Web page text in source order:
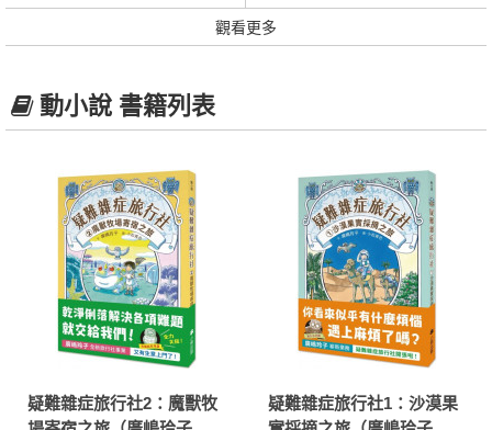
觀看更多
動小說 書籍列表
疑難雜症旅行社2：魔獸牧
疑難雜症旅行社1：沙漠果